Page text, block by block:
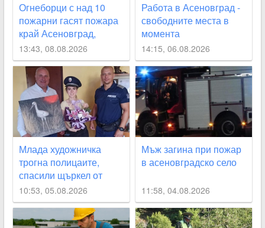
Огнеборци с над 10
пожарни гасят пожара
край Асеновград,
затвориха
околовръстния път
СНИМКИ
13:43, 08.08.2026
Работа в Асеновград -
свободните места в
момента
14:15, 06.08.2026
Млада художничка
трогна полицаите,
спасили щъркел от
огнения ад край
Асеновград
10:53, 05.08.2026
Мъж загина при пожар
в асеновградско село
11:58, 04.08.2026